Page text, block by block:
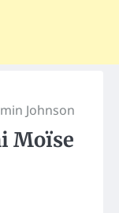
Johnson
Moïse